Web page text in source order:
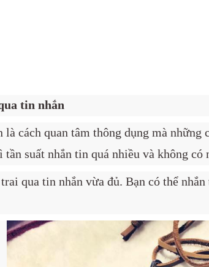
tin nhắn
cách quan tâm thông dụng mà
suất nhắn tin quá nhiều và không có
qua tin nhắn vừa đủ. Bạn có thể